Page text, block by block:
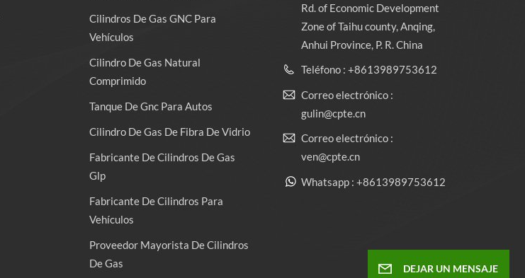
Cilindros De Gas GNC Para
Vehículos
Cilindro De Gas Natural
Comprimido
Tanque De Gnc Para Autos
Cilindro De Gas De Fibra De Vidrio
Fabricante De Cilindros De Gas
Glp
Fabricante De Cilindros Para
Vehículos
Proveedor Mayorista De Cilindros
De Gas
Rd. of Economic Development
Zone of Taihu county, Anqing,
Anhui Province, P. R. China
Teléfono : +8613989753612
Correo electrónico :
gulin@cpte.cn
Correo electrónico :
ven@cpte.cn
Whatsapp : +8613989753612
DEJAR UN MENSAJE